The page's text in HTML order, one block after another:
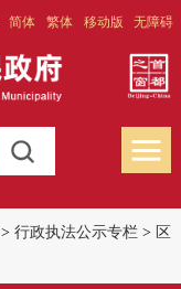
简体 繁体 移动版 无障碍
> 行政执法公示专栏> 区